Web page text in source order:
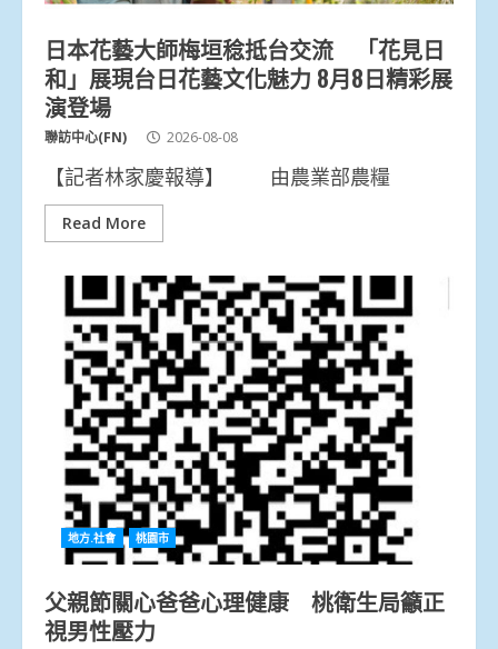
日本花藝大師梅垣稔抵台交流 「花見日
和」展現台日花藝文化魅力 8月8日精彩展
演登場
聯訪中心(FN) 2026-08-08
【記者林家慶報導】 由農業部農糧
Read More
地方.社會 桃園市
父親節關心爸爸心理健康 桃衛生局籲正
視男性壓力